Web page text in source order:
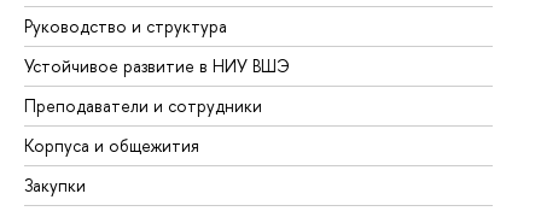
Руководство и структура
Устойчивое развитие в НИУ ВШЭ
Преподаватели и сотрудники
Корпуса и общежития
Закупки